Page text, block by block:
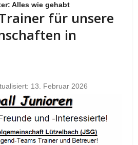
Alles wie gehabt
für unsere
in
13. Februar 2026